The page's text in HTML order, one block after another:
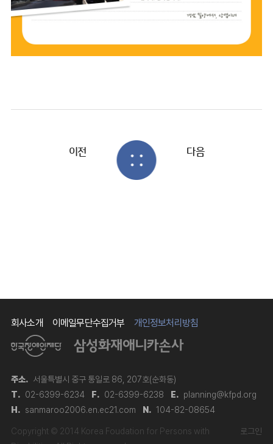
이전 다음
회사소개 이메일무단수집거부 개인정보처리방침
주소. 서울특별시 중구 통일로 86, 207호(순화동)
T. 02-6399-6234 F. 02-6399-6238 E. planning@kfpd.org
H. sanmaroo2006.en.ec21.com N. 104-82-08654
Copyright © 2014 Korea Foudation for Persons with
로그인